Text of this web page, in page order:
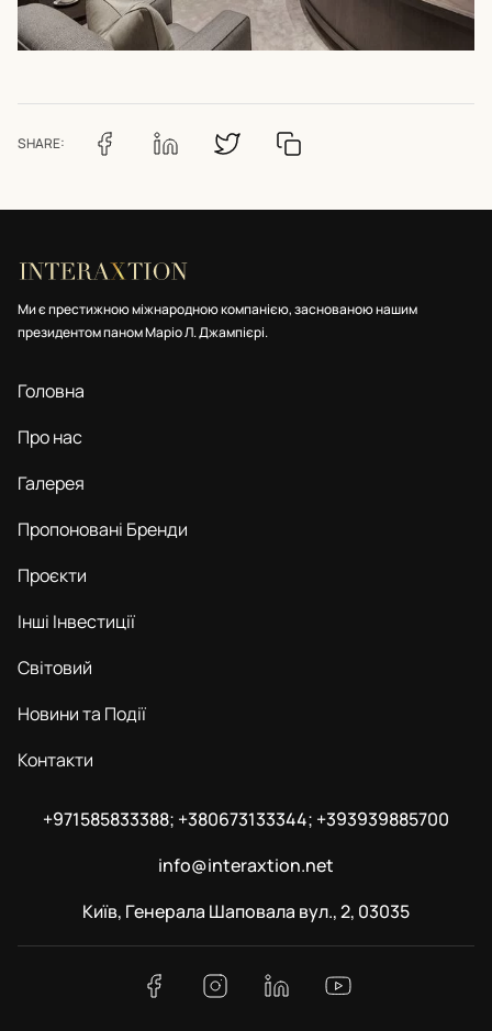
SHARE:
Ми є престижною міжнародною компанією, заснованою нашим
президентом паном Маріо Л. Джампієрі.
Головна
Про нас
Галерея
Пропоновані Бренди
Проєкти
Інші Інвестиції
Світовий
Новини та Події
Контакти
+971585833388; +380673133344; +393939885700
info@interaxtion.net
Київ, Генерала Шаповала вул., 2, 03035